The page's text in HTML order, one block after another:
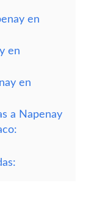
en
en
en
a Napenay